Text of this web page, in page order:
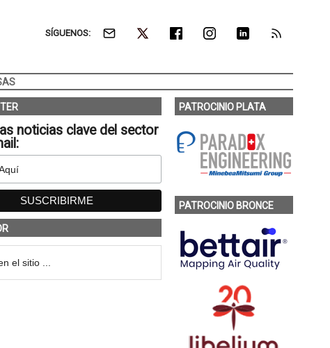
SÍGUENOS:
noticias clave del sector
PATROCINIO PLATA
PATROCINIO BRONCE